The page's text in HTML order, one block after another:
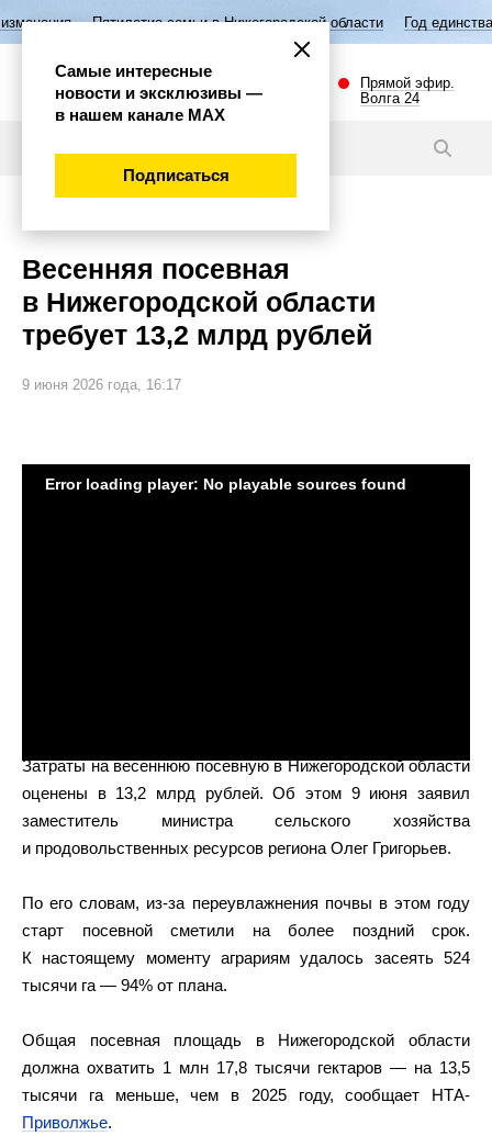
семьи в Нижегородской области Год единства народов
Прямой эфир.
Волга 24
Весенняя посевная
в Нижегородской области
требует 13,2 млрд рублей
9 июня 2026 года, 16:17
Error loading player: No playable sources found
Затраты на весеннюю посевную в Нижегородской области
оценены в 13,2 млрд рублей. Об этом 9 июня заявил
заместитель министра сельского хозяйства
и продовольственных ресурсов региона Олег Григорьев.
По его словам, из-за переувлажнения почвы в этом году
старт посевной сметили на более поздний срок.
К настоящему моменту аграриям удалось засеять 524
тысячи га — 94% от плана.
Общая посевная площадь в Нижегородской области
должна охватить 1 млн 17,8 тысячи гектаров — на 13,5
тысячи га меньше, чем в 2025 году, сообщает НТА-
Приволжье.
Самые интересные
новости и эксклюзивы —
в нашем канале МАХ
Подписаться